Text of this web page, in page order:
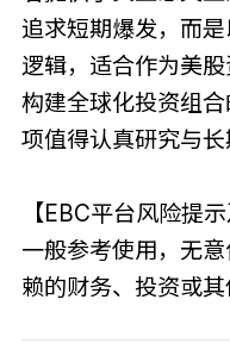
追求短期爆发，而
逻辑，适合作为美
构建全球化投资组
项值得认真研究与长
【EBC平台风险提
一般参考使用，无
赖的财务、投资或其